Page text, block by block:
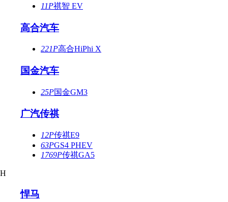
11P祺智 EV
高合汽车
221P高合HiPhi X
国金汽车
25P国金GM3
广汽传祺
12P传祺E9
63PGS4 PHEV
1769P传祺GA5
H
悍马